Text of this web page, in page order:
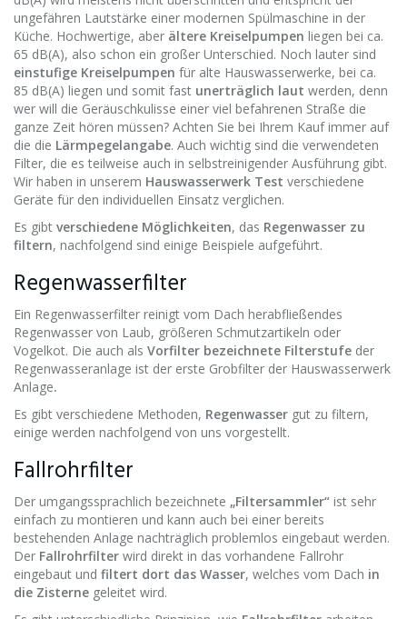
ungefähren Lautstärke einer modernen Spülmaschine in der
Küche. Hochwertige, aber ältere Kreiselpumpen liegen bei ca.
65 dB(A), also schon ein großer Unterschied. Noch lauter sind
einstufige Kreiselpumpen für alte Hauswasserwerke, bei ca.
85 dB(A) liegen und somit fast unerträglich laut werden, denn
wer will die Geräuschkulisse einer viel befahrenen Straße die
ganze Zeit hören müssen? Achten Sie bei Ihrem Kauf immer auf
die die Lärmpegelangabe. Auch wichtig sind die verwendeten
Filter, die es teilweise auch in selbstreinigender Ausführung gibt.
Wir haben in unserem Hauswasserwerk Test verschiedene
Geräte für den individuellen Einsatz verglichen.
Es gibt verschiedene Möglichkeiten, das Regenwasser zu
filtern, nachfolgend sind einige Beispiele aufgeführt.
Regenwasserfilter
Ein Regenwasserfilter reinigt vom Dach herabfließendes
Regenwasser von Laub, größeren Schmutzartikeln oder
Vogelkot. Die auch als Vorfilter bezeichnete Filterstufe der
Regenwasseranlage ist der erste Grobfilter der Hauswasserwerk
Anlage.
Es gibt verschiedene Methoden, Regenwasser gut zu filtern,
einige werden nachfolgend von uns vorgestellt.
Fallrohrfilter
Der umgangssprachlich bezeichnete „Filtersammler“ ist sehr
einfach zu montieren und kann auch bei einer bereits
bestehenden Anlage nachträglich problemlos eingebaut werden.
Der Fallrohrfilter wird direkt in das vorhandene Fallrohr
eingebaut und filtert dort das Wasser, welches vom Dach in
die Zisterne geleitet wird.